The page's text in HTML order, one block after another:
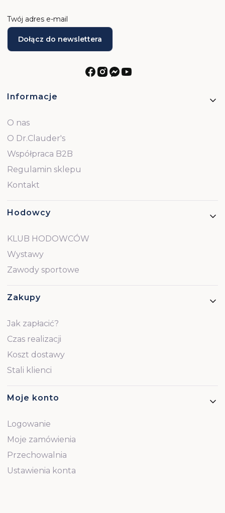
Twój adres e-mail
Dołącz do newslettera
Linki w stopce
Informacje
O nas
O Dr.Clauder's
Współpraca B2B
Regulamin sklepu
Kontakt
Hodowcy
KLUB HODOWCÓW
Wystawy
Zawody sportowe
Zakupy
Jak zapłacić?
Czas realizacji
Koszt dostawy
Stali klienci
Moje konto
Logowanie
Moje zamówienia
Przechowalnia
Ustawienia konta